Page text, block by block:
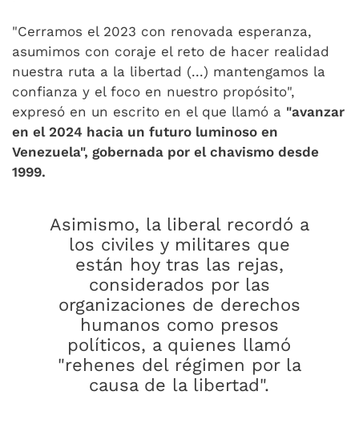
"Cerramos el 2023 con renovada esperanza,
asumimos con coraje el reto de hacer realidad
nuestra ruta a la libertad (...) mantengamos la
confianza y el foco en nuestro propósito",
expresó en un escrito en el que llamó a "avanzar
en el 2024 hacia un futuro luminoso en
Venezuela", gobernada por el chavismo desde
1999.
Asimismo, la liberal recordó a
los civiles y militares que
están hoy tras las rejas,
considerados por las
organizaciones de derechos
humanos como presos
políticos, a quienes llamó
"rehenes del régimen por la
causa de la libertad".